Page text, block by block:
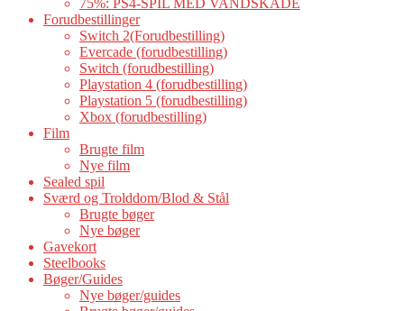
75%: PS4-SPIL MED VANDSKADE
Forudbestillinger
Switch 2(Forudbestilling)
Evercade (forudbestilling)
Switch (forudbestilling)
Playstation 4 (forudbestilling)
Playstation 5 (forudbestilling)
Xbox (forudbestilling)
Film
Brugte film
Nye film
Sealed spil
Sværd og Trolddom/Blod & Stål
Brugte bøger
Nye bøger
Gavekort
Steelbooks
Bøger/Guides
Nye bøger/guides